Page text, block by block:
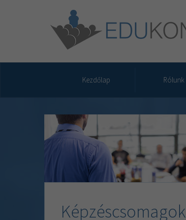
Kezdőlap Rólunk
Képzéscsomagok